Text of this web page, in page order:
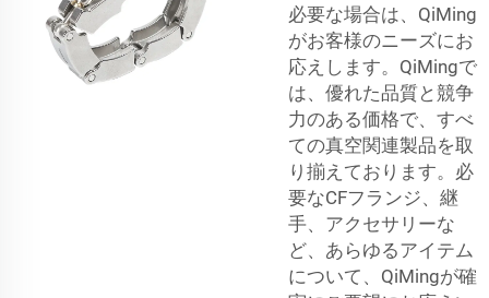
必要な場合は、QiMing
がお客様のニーズにお
応えします。QiMingで
は、優れた品質と競争
力のある価格で、すべ
ての真空関連製品を取
り揃えております。必
要なCFフランジ、継
手、アクセサリーな
ど、あらゆるアイテム
について、QiMingが確